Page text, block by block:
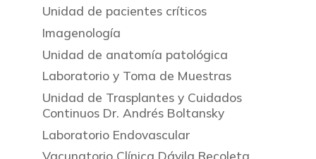
Unidad de pacientes críticos
Imagenología
Unidad de anatomía patológica
Laboratorio y Toma de Muestras
Unidad de Trasplantes y Cuidados
Continuos Dr. Andrés Boltansky
Laboratorio Endovascular
Vacunatorio Clínica Dávila Recoleta